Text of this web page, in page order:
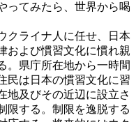
ってみたら、世界から喝
クライナ人に任せ、日本
および慣習文化に慣れ親
。県庁所在地から一時間
民は日本の慣習文化に習
地及びその近辺に設立さ
限する。制限を逸脱する